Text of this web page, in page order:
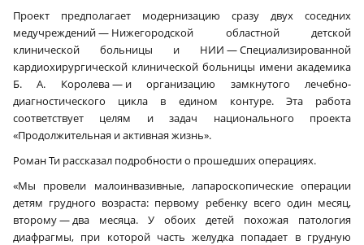
Проект предполагает модернизацию сразу двух соседних
медучреждений — Нижегородской областной детской
клинической больницы и НИИ — Специализированной
кардиохирургической клинической больницы имени академика
Б. А. Королева — и организацию замкнутого лечебно-
диагностического цикла в едином контуре. Эта работа
соответствует целям и задач национального проекта
«Продолжительная и активная жизнь».
Роман Ти рассказал подробности о прошедших операциях.
«Мы провели малоинвазивные, лапароскопические операции
детям грудного возраста: первому ребенку всего один месяц,
второму — два месяца. У обоих детей похожая патология
диафрагмы, при которой часть желудка попадает в грудную